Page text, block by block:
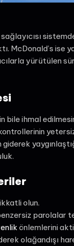
McDonald’s
yürütülen
bile ihmal
olun.
parolalar
önlemlerini
olağandışı